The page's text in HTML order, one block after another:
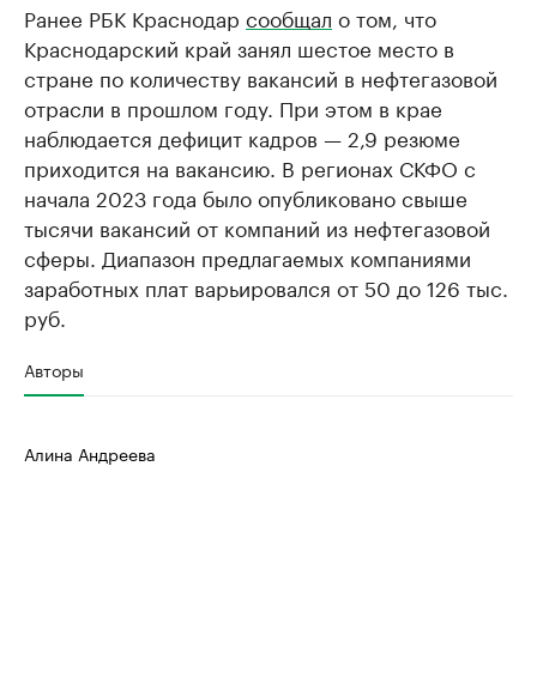
Ранее РБК Краснодар сообщал о том, что
Краснодарский край занял шестое место в
стране по количеству вакансий в нефтегазовой
отрасли в прошлом году. При этом в крае
наблюдается дефицит кадров — 2,9 резюме
приходится на вакансию. В регионах СКФО с
начала 2023 года было опубликовано свыше
тысячи вакансий от компаний из нефтегазовой
сферы. Диапазон предлагаемых компаниями
заработных плат варьировался от 50 до 126 тыс.
руб.
Авторы
Алина Андреева